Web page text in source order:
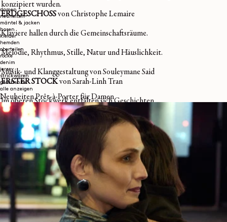
damen
neuheiten
mäntel & jacken
hosen
kleider
hemden
oberteilen
röcke
denim
jersey
strickwaren
geschenke
alle anzeigen
Neuheiten Prêt-à-Porter für Damen
konzipiert wurden.
ERDGESCHOSSvon Christophe Lemaire
Klaviere hallen durch die Gemeinschaftsräume.
Melodie, Rhythmus, Stille, Natur und Häuslichkeit.
Musik- und Klanggestaltung von Souleymane Said
ERSTER STOCKvon Sarah-Linh Tran
Im oberen Stockwerk entfalten sich Geschichten,
getragen von einer Vielzahl von Stimmen.
Französisches Radio, die Siebzigerjahre, Frauenstimmen
und Unbeschwertheit.
Musik- und Klanggestaltung von Souleymane Said
ZWEITER STOCK
von Huanlü
Flüsternde Erinnerungen wachsen im Dachgeschoss.
Shanghai-Radio- und Fernsehsendungen, Echos
chinesischer Instrumente und klangliche Texturen.